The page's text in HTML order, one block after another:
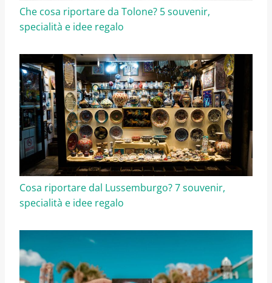
Che cosa riportare da Tolone? 5 souvenir,
specialità e idee regalo
Cosa riportare dal Lussemburgo? 7 souvenir,
specialità e idee regalo